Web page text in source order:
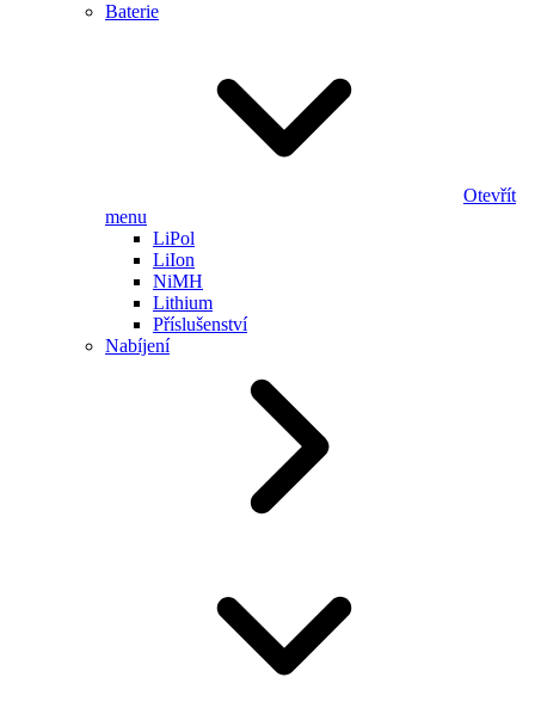
Baterie
Otevřít
menu
LiPol
LiIon
NiMH
Lithium
Příslušenství
Nabíjení